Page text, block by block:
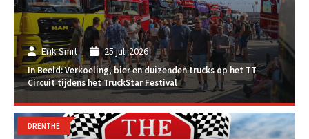
Erik Smit 25 juli 2026
In Beeld: Verkoeling, bier en duizenden trucks op het TT
Circuit tijdens het TruckStar Festival
DRENTHE